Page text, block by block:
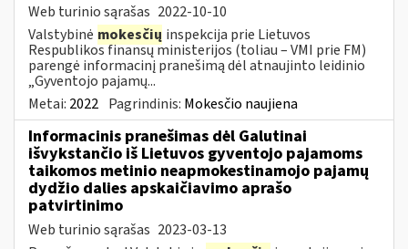
Web turinio sąrašas 2022-10-10
Valstybinė mokesčių inspekcija prie Lietuvos
Respublikos finansų ministerijos (toliau – VMI prie FM)
parengė informacinį pranešimą dėl atnaujinto leidinio
„Gyventojo pajamų...
Metai: 2022 Pagrindinis: Mokesčio naujiena
Informacinis pranešimas dėl Galutinai
išvykstančio iš Lietuvos gyventojo pajamoms
taikomos metinio neapmokestinamojo pajamų
dydžio dalies apskaičiavimo aprašo
patvirtinimo
Web turinio sąrašas 2023-03-13